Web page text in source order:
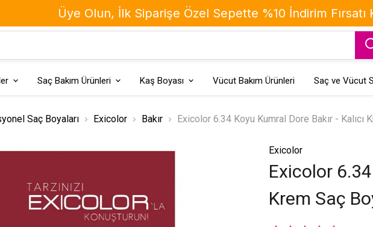
Saç Bakım Ürünleri Kaş Boyası Vücut Bakım Ürünleri Saç ve Vücut
Saç Boyaları Exicolor Bakır Exicolor 6.34 Koyu Kumral Dore Bakır - Kalıcı
Exicolor
Exicolor 6.34
Krem Saç
Üye Olun, İlk Siparişe Özel Sepette %10 İndirim Fırsatı